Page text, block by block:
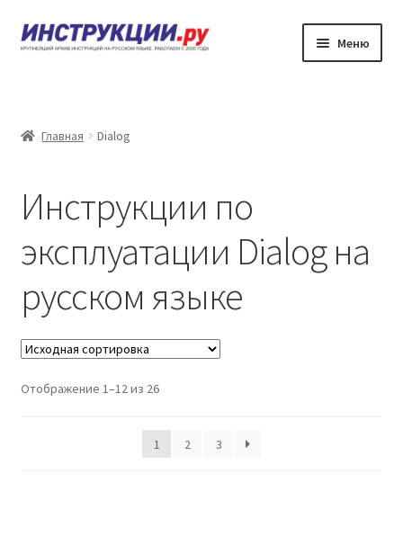
Перейти
к
Перейти
к
Меню
??????? ?????????? ?? ????????????
?????? ???????
Главная Dialog
Инструкции по
эксплуатации Dialog на
русском языке
Отображение 1–12 из 26
1 2 3